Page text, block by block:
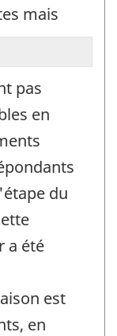
mais
pas
en
du
a été
est
en